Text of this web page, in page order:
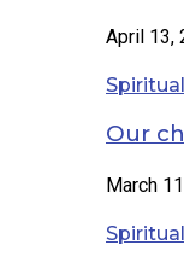
April 13,
Spiritual
Our
March
Spiritual